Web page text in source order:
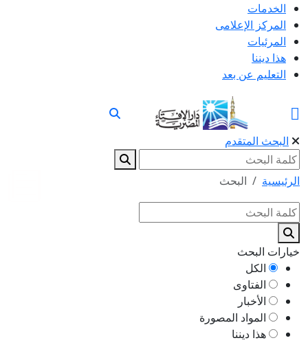
الخدمات
المركز الإعلامى
المرئيات
هذا ديننا
التعليم عن بعد
البحث المتقدم
الرئيسية البحث
خيارات البحث
الكل
الفتاوى
الأخبار
المواد المصورة
هذا ديننا